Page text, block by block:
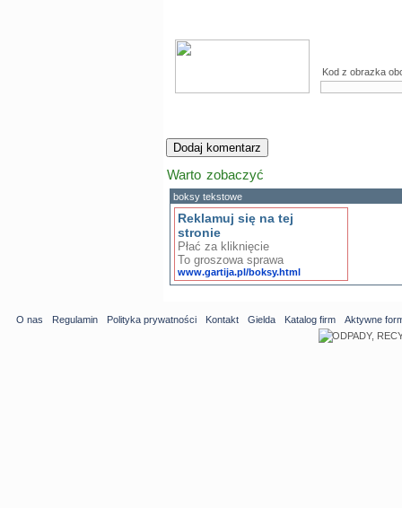
Kod z obrazka
Warto zobaczyć
boksy tekstowe
Reklamuj się na tej
stronie
Płać za kliknięcie
To groszowa sprawa
www.gartija.pl/boksy.html
O nas Regulamin Polityka prywatności Kontakt Gielda Katalog firm Aktywne